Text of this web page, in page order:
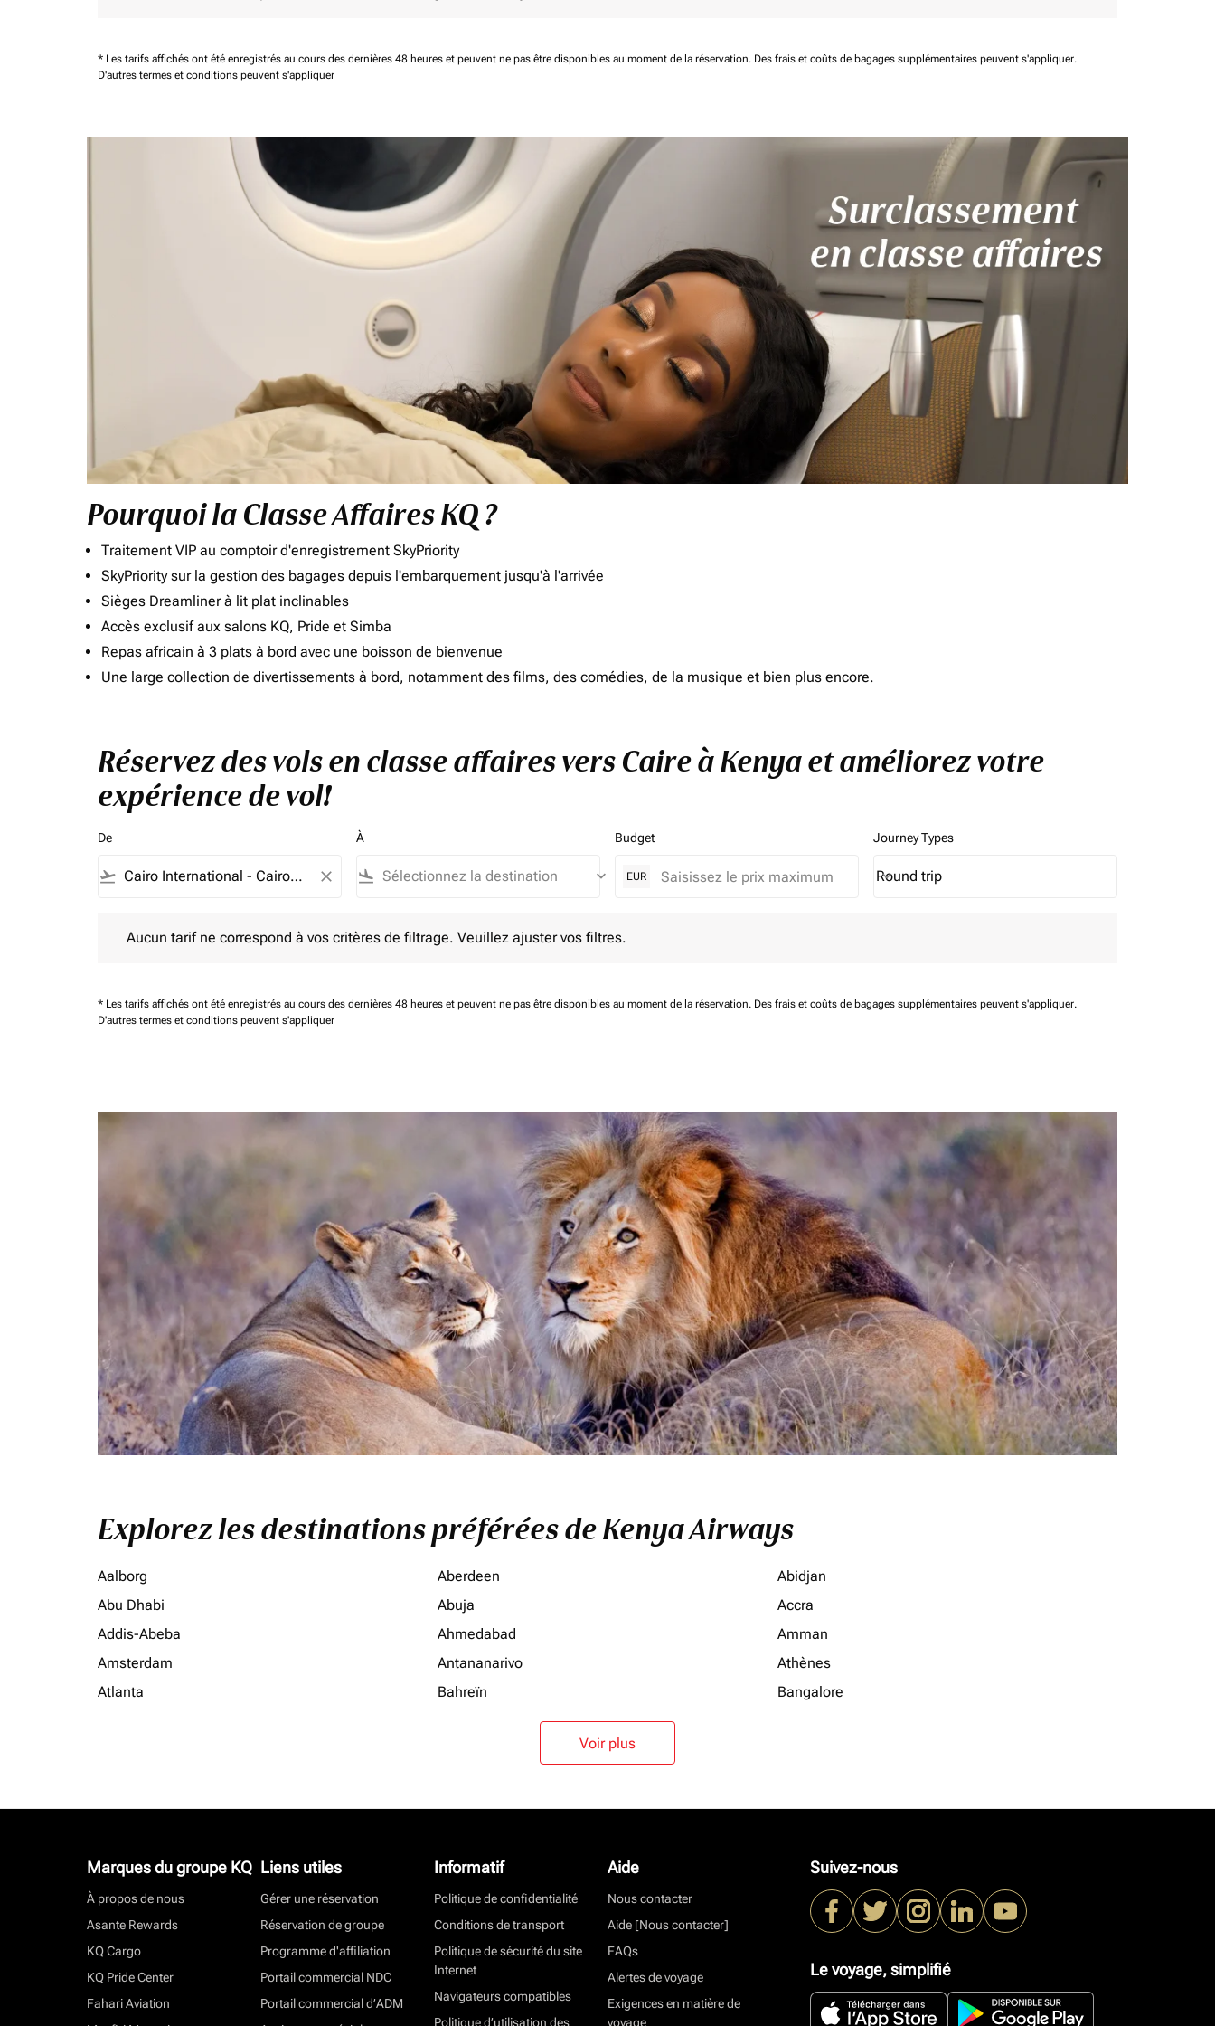
* Les tarifs affichés ont été enregistrés au cours des dernières 48 heures et peuvent ne pas être disponibles au moment de la réservation. Des frais et coûts de bagages supplémentaires peuvent s'appliquer.
D'autres termes et conditions peuvent s'appliquer
Pourquoi la Classe Affaires KQ ?
Traitement VIP au comptoir d'enregistrement SkyPriority
SkyPriority sur la gestion des bagages depuis l'embarquement jusqu'à l'arrivée
Sièges Dreamliner à lit plat inclinables
Accès exclusif aux salons KQ, Pride et Simba
Repas africain à 3 plats à bord avec une boisson de bienvenue
Une large collection de divertissements à bord, notamment des films, des comédies, de la musique et bien plus encore.
Réservez des vols en classe affaires vers Caire à Kenya et améliorez votre
expérience de vol!
De
flight_takeoff close
À
flight_land keyboard_arrow_down
Budget
EUR
Journey Types
Journey Types option Round trip Selected
Round trip
keyboard_arrow_down
Aucun tarif ne correspond à vos critères de filtrage. Veuillez ajuster vos filtres.
* Les tarifs affichés ont été enregistrés au cours des dernières 48 heures et peuvent ne pas être disponibles au moment de la réservation. Des frais et coûts de bagages supplémentaires peuvent s'appliquer.
D'autres termes et conditions peuvent s'appliquer
Explorez les destinations préférées de Kenya Airways
Aalborg Aberdeen
Abidjan
Abu Dhabi
Abuja
Accra
Addis-Abeba
Ahmedabad
Amman
Amsterdam
Antananarivo
Athènes
Atlanta
Bahreïn Bangalore
Voir plus
Marques du groupe KQ
À propos de nous
Asante Rewards
KQ Cargo
KQ Pride Center
Fahari Aviation
Liens utiles
Gérer une réservation
Réservation de groupe
Programme d'affiliation
Portail commercial NDC
Portail commercial d’ADM
Informatif
Politique de confidentialité
Conditions de transport
Politique de sécurité du site
Internet
Navigateurs compatibles
Politique d’utilisation des
Aide
Nous contacter
Aide [Nous contacter]
FAQs
Alertes de voyage
Exigences en matière de
voyage
Suivez-nous
Le voyage, simplifié